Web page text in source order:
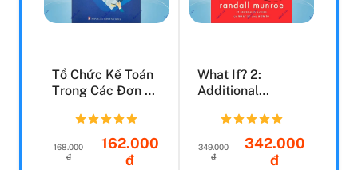
Tổ Chức Kế Toán
Trong Các Đơn Vị
168.000
đ
162.000
đ
What If? 2:
Additional
Answers ...
349.000
đ
342.000
đ